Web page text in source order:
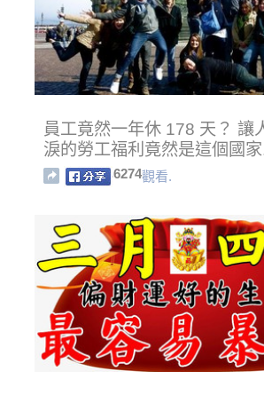
員工竟然一年休 178 天？ 讓
淚的勞工福利竟然是這個國家
6274觀看.